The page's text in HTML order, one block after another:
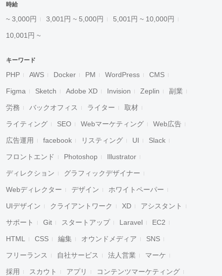
時給
~ 3,000円 3,001円 ~ 5,000円 5,001円 ~ 10,000円
10,001円 ~
キーワード
PHP AWS Docker PM WordPress CMS
Figma Sketch Adobe XD Invision Zeplin 副業
労務 バックオフィス ライター 取材
ライティング SEO Webマーケティング Web広告
広告運用 facebook リスティング UI Slack
フロントエンド Photoshop Illustrator
ディレクション グラフィックデザイナー
Webディレクター デザイン ホワイトペーパー
UIデザイン クライアントワーク XD アシスタント
サポート Git スタートアップ Laravel EC2
HTML CSS 編集 オウンドメディア SNS
フリーランス 自社サービス 法人営業 マーケ
採用 スカウト アプリ コンテンツマーケティング